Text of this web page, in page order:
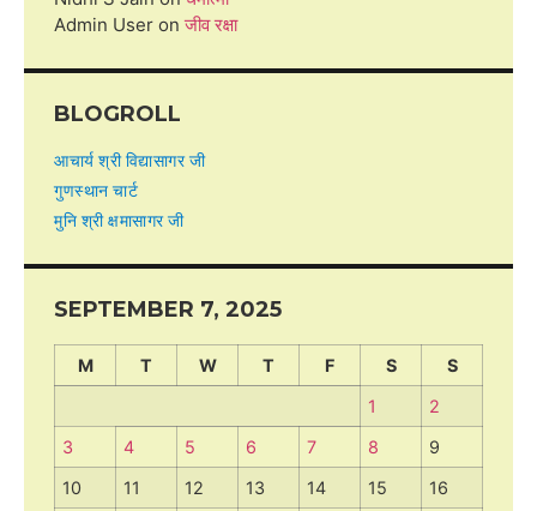
Admin User onजीव रक्षा
BLOGROLL
आचार्य श्री विद्यासागर जी
गुणस्थान चार्ट
मुनि श्री क्षमासागर जी
SEPTEMBER 7, 2025
M T W T F S
S
1
2
3
4 5 6 7 8
9
10
11 12 13 14 15
16